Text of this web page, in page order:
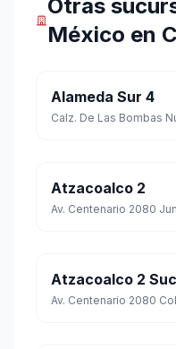
Otras
México en
Alameda Sur 4
Atzacoalco 2
Atzacoalco 2
Av. Centenario 2080